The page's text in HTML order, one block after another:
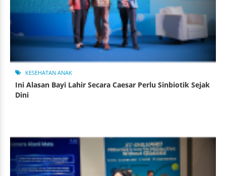
KESEHATAN ANAK
Ini Alasan Bayi Lahir Secara Caesar Perlu Sinbiotik Sejak
Dini